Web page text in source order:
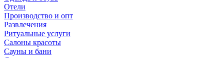
Отели
Производство и опт
Развлечения
Ритуальные услуги
Салоны красоты
Сауны и бани